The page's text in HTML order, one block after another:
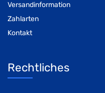
Versandinformation
Zahlarten
Kontakt
Rechtliches